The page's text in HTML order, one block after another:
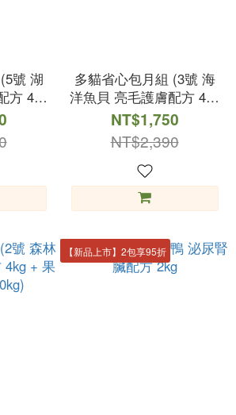
號 湖
方 4kg
多貓省心包月組 (3號 海
洋魚貝 亮毛護膚配方 4kg
+ 果然香果木砂 10kg)
NT$1,750
NT$2,390
【新品上市】2包享95折